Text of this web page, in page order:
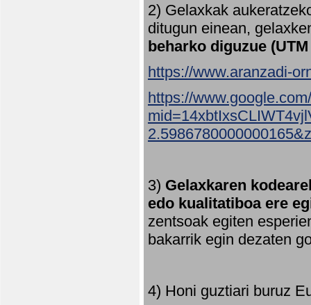
2) Gelaxkak
ditugun einean,
beharko diguzue
https://www.aranzadi-
https://
3) Gelaxkaren
edo kualitatiboa ere
zentsoak egiten
bakarrik egin dezaten
4) Honi guztiari buruz